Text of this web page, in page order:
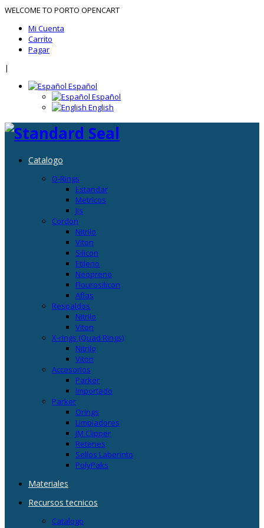
WELCOME TO PORTO OPENCART
Mi Cuenta
Carrito
Pagar
|
Español
Español
English
Catalogo
O-Rings
Estandar
Metricos
Jis
Cordon
Nitrilo
Viton
Silicon
Etileno
Neopreno
Flourosilicon
Aflas
Respaldos
Nitrilo
Viton
X-rings (Quad Rings)
Nitrilo
Viton
Accesorios
Parker
Importado
Parker
Orings
Limpiadores
JM Clipper
Retenes
Sellos Laberinto
PolyPaks
Materiales
Recursos tecnicos
Catalogo